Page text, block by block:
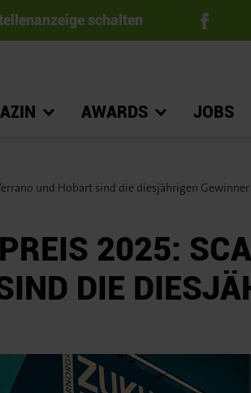
schalten
AWARDS JOBS
und Hobart sind die diesjährigen Gewinner
2025:
DIE